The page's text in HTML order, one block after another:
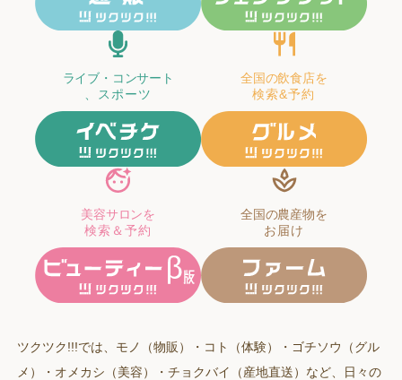
ライブ・コンサート
、スポーツ
全国の飲食店を
検索&予約
美容サロンを
検索＆予約
全国の農産物を
お届け
ツクツク!!!では、モノ（物販）・コト（体験）・ゴチソウ（グル
メ）・オメカシ（美容）・チョクバイ（産地直送）など、日々の